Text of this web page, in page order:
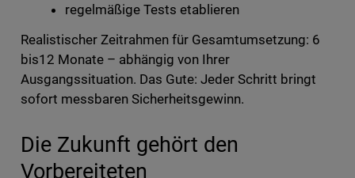
regelmäßige Tests etablieren
Realistischer Zeitrahmen für Gesamtumsetzung: 6
bis12 Monate – abhängig von Ihrer
Ausgangssituation. Das Gute: Jeder Schritt bringt
sofort messbaren Sicherheitsgewinn.
Die Zukunft gehört den
Vorbereiteten